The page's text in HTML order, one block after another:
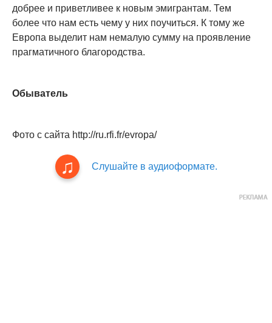
добрее и приветливее к новым эмигрантам. Тем
более что нам есть чему у них поучиться. К тому же
Европа выделит нам немалую сумму на проявление
прагматичного благородства.
Обыватель
Фото с сайта http://ru.rfi.fr/evropa/
Слушайте в аудиоформате.